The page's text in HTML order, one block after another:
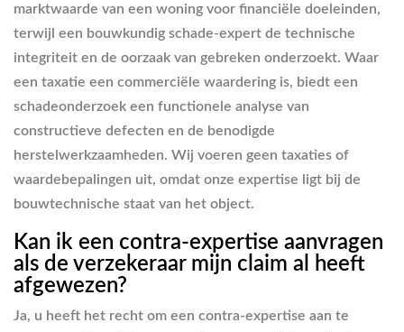
marktwaarde van een woning voor financiële doeleinden,
terwijl een bouwkundig schade-expert de technische
integriteit en de oorzaak van gebreken onderzoekt. Waar
een taxatie een commerciële waardering is, biedt een
schadeonderzoek een functionele analyse van
constructieve defecten en de benodigde
herstelwerkzaamheden. Wij voeren geen taxaties of
waardebepalingen uit, omdat onze expertise ligt bij de
bouwtechnische staat van het object.
Kan ik een contra-expertise aanvragen
als de verzekeraar mijn claim al heeft
afgewezen?
Ja, u heeft het recht om een contra-expertise aan te